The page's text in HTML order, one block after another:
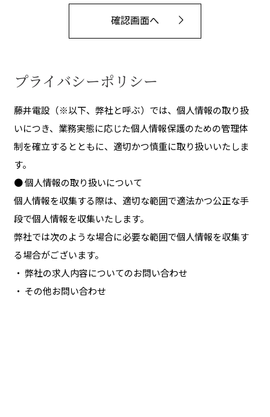
プライバシーポリシー
藤井電設（※以下、弊社と呼ぶ）では、個人情報の取り扱
いにつき、業務実態に応じた個人情報保護のための管理体
制を確立するとともに、適切かつ慎重に取り扱いいたしま
す。
● 個人情報の取り扱いについて
個人情報を収集する際は、適切な範囲で適法かつ公正な手
段で個人情報を収集いたします。
弊社では次のような場合に必要な範囲で個人情報を収集す
る場合がございます。
・ 弊社の求人内容についてのお問い合わせ
・ その他お問い合わせ